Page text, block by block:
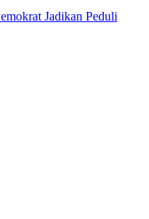
Jadikan Peduli